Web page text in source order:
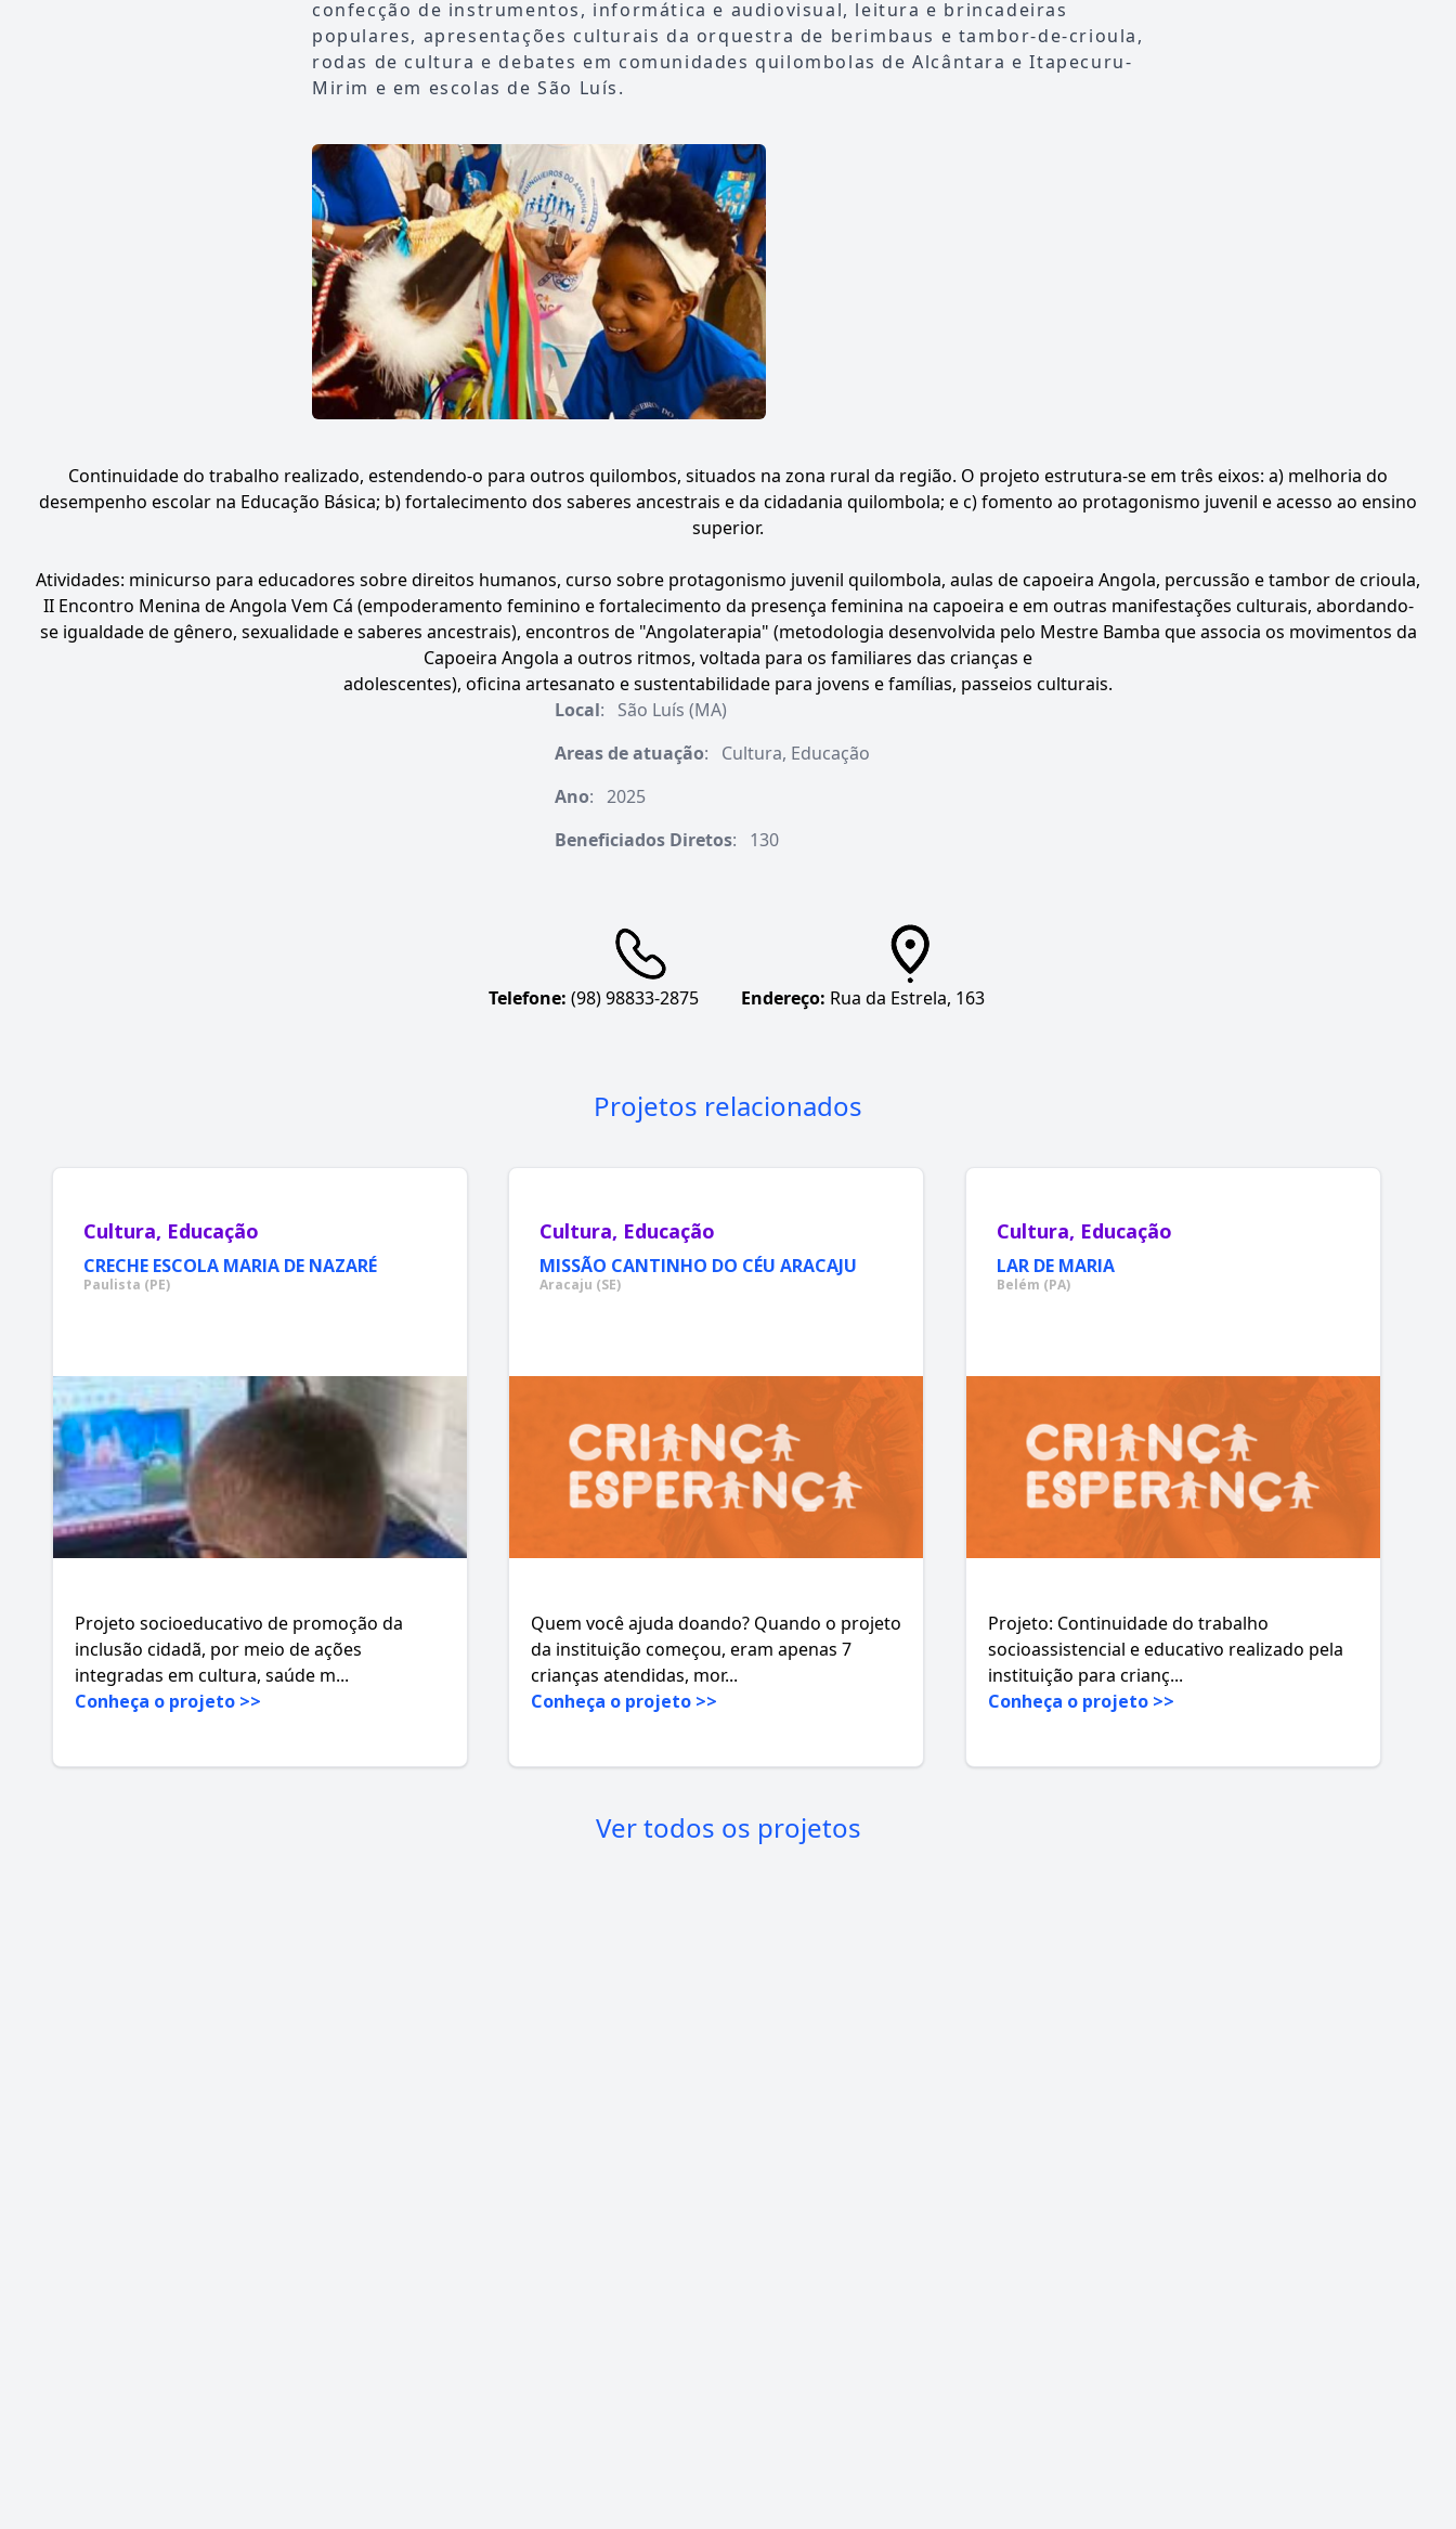
confecção de instrumentos, informática e audiovisual, leitura e brincadeiras
populares, apresentações culturais da orquestra de berimbaus e tambor-de-crioula,
rodas de cultura e debates em comunidades quilombolas de Alcântara e Itapecuru-
Mirim e em escolas de São Luís.
Continuidade do trabalho realizado, estendendo-o para outros quilombos, situados na zona rural da região. O projeto estrutura-se em três eixos: a) melhoria do
desempenho escolar na Educação Básica; b) fortalecimento dos saberes ancestrais e da cidadania quilombola; e c) fomento ao protagonismo juvenil e acesso ao ensino
superior.
Atividades: minicurso para educadores sobre direitos humanos, curso sobre protagonismo juvenil quilombola, aulas de capoeira Angola, percussão e tambor de crioula,
II Encontro Menina de Angola Vem Cá (empoderamento feminino e fortalecimento da presença feminina na capoeira e em outras manifestações culturais, abordando-
se igualdade de gênero, sexualidade e saberes ancestrais), encontros de "Angolaterapia" (metodologia desenvolvida pelo Mestre Bamba que associa os movimentos da
Capoeira Angola a outros ritmos, voltada para os familiares das crianças e
adolescentes), oficina artesanato e sustentabilidade para jovens e famílias, passeios culturais.
Local:
São Luís (MA)
Areas de atuação:
Cultura, Educação
Ano: 2025
Beneficiados Diretos: 130
Telefone: (98) 98833-2875 Endereço: Rua da Estrela, 163
Projetos relacionados
Cultura, Educação
CRECHE ESCOLA MARIA DE NAZARÉ
Paulista (PE)
Projeto socioeducativo de promoção da
inclusão cidadã, por meio de ações
integradas em cultura, saúde m...
Conheça o projeto >>
Cultura, Educação
MISSÃO CANTINHO DO CÉU ARACAJU
Aracaju (SE)
Quem você ajuda doando? Quando o projeto
da instituição começou, eram apenas 7
crianças atendidas, mor...
Conheça o projeto >>
Cultura, Educação
LAR DE MARIA
Belém (PA)
Projeto: Continuidade do trabalho
socioassistencial e educativo realizado pela
instituição para crianç...
Conheça o projeto >>
Ver todos os projetos